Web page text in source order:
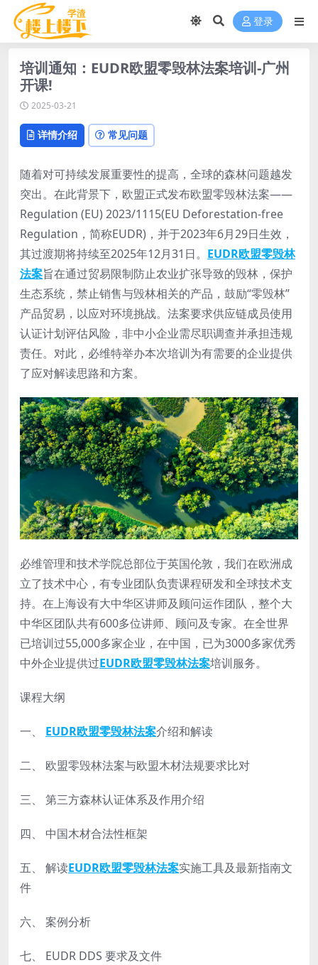
登录
培训通知：EUDR欧盟零毁林法案培训-广州
开课!
2025-03-21
详情介绍 常见问题
随着对可持续发展重要性的提高，全球的森林问题越发
突出。在此背景下，欧盟正式发布欧盟零毁林法案——
Regulation (EU) 2023/1115(EU Deforestation-free
Regulation，简称EUDR)，并于2023年6月29日生效，
其过渡期将持续至2025年12月31日。 EUDR欧盟零毁林
法案旨在通过贸易限制防止农业扩张导致的毁林，保护
生态系统，禁止销售与毁林相关的产品，鼓励“零毁林”
产品贸易，以应对环境挑战。法案要求供应链成员使用
认证计划评估风险，非中小企业需尽职调查并承担违规
责任。对此，必维特举办本次培训为有需要的企业提供
了应对解读思路和方案。
必维管理和技术学院总部位于英国伦敦，我们在欧洲成
立了技术中心，有专业团队负责课程研发和全球技术支
持。在上海设有大中华区讲师及顾问运作团队，整个大
中华区团队共有600多位讲师、顾问及专家。在全世界
已培训过55,000多家企业，在中国，已为3000多家优秀
中外企业提供过EUDR欧盟零毁林法案培训服务。
课程大纲
一、 EUDR欧盟零毁林法案介绍和解读
二、 欧盟零毁林法案与欧盟木材法规要求比对
三、 第三方森林认证体系及作用介绍
四、 中国木材合法性框架
五、 解读EUDR欧盟零毁林法案实施工具及最新指南文
件
六、 案例分析
七、 EUDR DDS 要求及文件